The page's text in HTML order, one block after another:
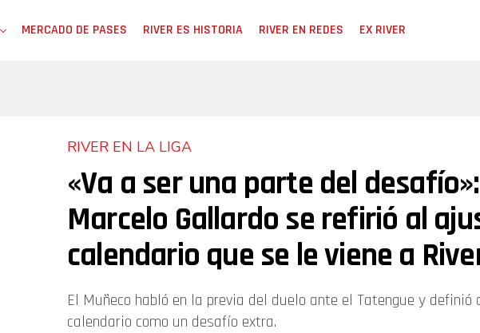
MERCADO DE PASES RIVER ES HISTORIA RIVER EN REDES EX RIVER
RIVER EN LA LIGA
«Va a ser una parte del desafío»:
Marcelo Gallardo se refirió al
calendario que se le viene a
El Muñeco habló en la previa del duelo ante el Tatengue y definió
calendario como un desafío extra.